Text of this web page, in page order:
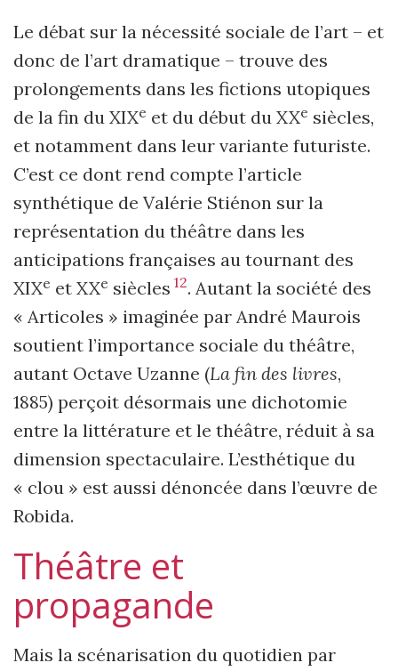
Le débat sur la nécessité sociale de l’art – et
donc de l’art dramatique – trouve des
prolongements dans les fictions utopiques
de la fin du XIXe et du début du XXe siècles,
et notamment dans leur variante futuriste.
C’est ce dont rend compte l’article
synthétique de Valérie Stiénon sur la
représentation du théâtre dans les
anticipations françaises au tournant des
XIXe et XXe siècles 12. Autant la société des
« Articoles » imaginée par André Maurois
soutient l’importance sociale du théâtre,
autant Octave Uzanne (La fin des livres,
1885) perçoit désormais une dichotomie
entre la littérature et le théâtre, réduit à sa
dimension spectaculaire. L’esthétique du
« clou » est aussi dénoncée dans l’œuvre de
Robida.
Théâtre et
propagande
Mais la scénarisation du quotidien par